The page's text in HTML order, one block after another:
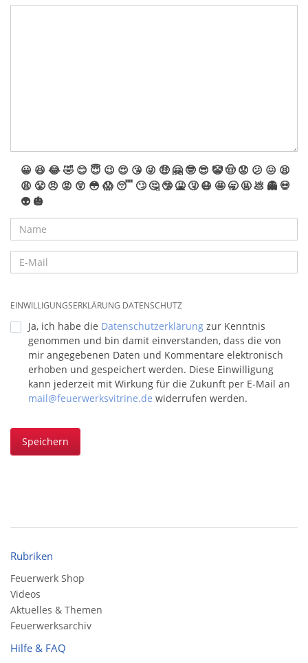
😀 😆 😂🤣 😊 😇 😉 😍 😘 😜 🤑 🤗 🤓 😎 🤡🤠 😟 😕 😖 😫
😩 😤 😠 😡 😲 😳 😱 😴 🙄 🤔 🤥 🤮 🤧 😷 🤩 🥱 🤬 💩 👻 💀
👽 🎃
EINWILLIGUNGSERKLÄRUNG DATENSCHUTZ
Ja, ich habe die Datenschutzerklärung zur Kenntnis
genommen und bin damit einverstanden, dass die von
mir angegebenen Daten und Kommentare elektronisch
erhoben und gespeichert werden. Diese Einwilligung
kann jederzeit mit Wirkung für die Zukunft per E-Mail an
mail@feuerwerksvitrine.de widerrufen werden.
Speichern
Rubriken
Feuerwerk Shop
Videos
Aktuelles & Themen
Feuerwerksarchiv
Hilfe & FAQ